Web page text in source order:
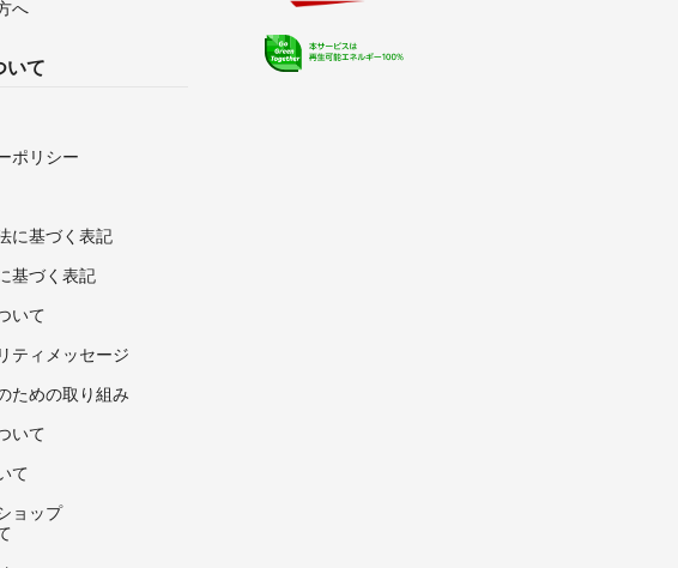
へ
いて
ポリシー
に基づく表記
基づく表記
いて
ティメッセージ
ための取り組み
いて
て
ョップ